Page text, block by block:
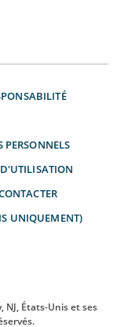
PERSONNELS
UNIQUEMENT)
NJ, États-Unis et ses